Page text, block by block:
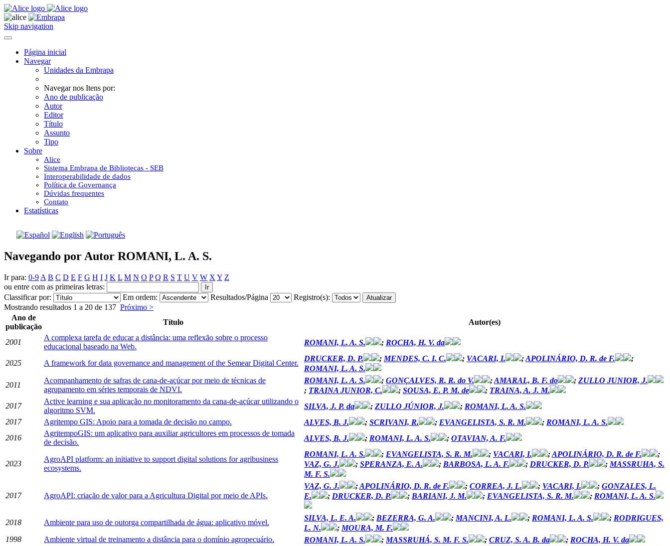
Skip navigation
Página inicial
Navegar
Unidades da Embrapa
Navegar nos Itens por:
Ano de publicação
Autor
Editor
Título
Assunto
Tipo
Sobre
Alice
Sistema Embrapa de Bibliotecas - SEB
Interoperabilidade de dados
Política de Governança
Dúvidas frequentes
Contato
Estatísticas
Navegando por Autor ROMANI, L. A. S.
Ir para: 0-9 A B C D E F G H I J K L M N O P Q R S T U V W X Y Z
ou entre com as primeiras letras:
Classificar por:
Em ordem: Resultados/Página
Registro(s):
Mostrando resultados 1 a 20 de 137 Próximo >
Ano de
publicação
Título Autor(es)
2001
A complexa tarefa de educar a distância: uma reflexão sobre o processo
educacional baseado na Web.
ROMANI, L. A. S. ; ROCHA, H. V. da
2025 A framework for data governance and management of the Semear Digital Center.
DRUCKER, D. P. ; MENDES, C. I. C. ; VACARI, I. ;APOLINÁRIO, D. R. de F.
;
ROMANI, L. A. S.
2011
Acompanhamento de safras de cana-de-açúcar por meio de técnicas de
agrupamento em séries temporais de NDVI.
ROMANI, L. A. S. ; GONÇALVES, R. R. do V. ;AMARAL, B. F. do ; ZULLO JUNIOR, J.
; TRAINA JUNIOR, C. ; SOUSA, E. P. M. de ; TRAINA, A. J. M.
2017
Active learning e sua aplicação no monitoramento da cana-de-açúcar utilizando o
algoritmo SVM.
SILVA, J. P. da ; ZULLO JÚNIOR, J. ; ROMANI, L. A. S.
2017
Agritempo GIS: Apoio para a tomada de decisão no campo. ALVES, B. J. ; SCRIVANI, R. ; EVANGELISTA, S. R. M. ; ROMANI, L. A. S.
2016
AgritempoGIS: um aplicativo para auxiliar agricultores em processos de tomada
de decisão.
ALVES, B. J. ; ROMANI, L. A. S. ; OTAVIAN, A. F.
2023
AgroAPI platform: an initiative to support digital solutions for agribusiness
ecosystems.
ROMANI, L. A. S. ; EVANGELISTA, S. R. M. ; VACARI, I. ;APOLINÁRIO, D. R. de F.
;
VAZ, G. J.
; SPERANZA, E. A. ; BARBOSA, L. A. F. ; DRUCKER, D. P. ; MASSRUHA, S.
M. F. S.
2017 AgroAPI: criação de valor para a Agricultura Digital por meio de APIs.
VAZ, G. J. ;APOLINÁRIO, D. R. de F. ; CORREA, J. L. ; VACARI, I. ; GONZALES, L.
E.
; DRUCKER, D. P. ; BARIANI, J. M. ; EVANGELISTA, S. R. M. ; ROMANI, L. A. S.
2018 Ambiente para uso de outorga compartilhada de água: aplicativo móvel.
SILVA, L. E. A. ; BEZERRA, G. A. ; MANCINI, A. L. ; ROMANI, L. A. S. ; RODRIGUES,
L. N.
; MOURA, M. F.
1998
Ambiente virtual de treinamento a distância para o domínio agropecuário. ROMANI, L. A. S. ; MASSRUHÁ, S. M. F. S. ; CRUZ, S. A. B. da ; ROCHA, H. V. da